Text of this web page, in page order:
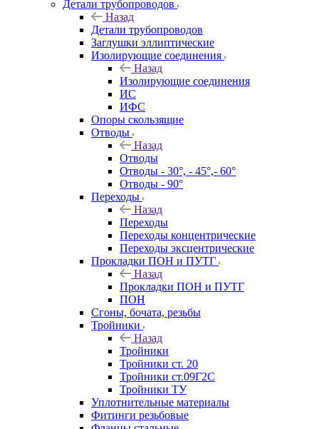
Детали трубопроводов
Назад
Детали трубопроводов
Заглушки эллиптические
Изолирующие соединения
Назад
Изолирующие соединения
ИС
ИФС
Опоры скользящие
Отводы
Назад
Отводы
Отводы - 30°, - 45°,- 60°
Отводы - 90°
Переходы
Назад
Переходы
Переходы концентрические
Переходы эксцентрические
Прокладки ПОН и ПУТГ
Назад
Прокладки ПОН и ПУТГ
ПОН
Сгоны, бочата, резьбы
Тройники
Назад
Тройники
Тройники ст. 20
Тройники ст.09Г2С
Тройники ТУ
Уплотнительные материалы
Фитинги резьбовые